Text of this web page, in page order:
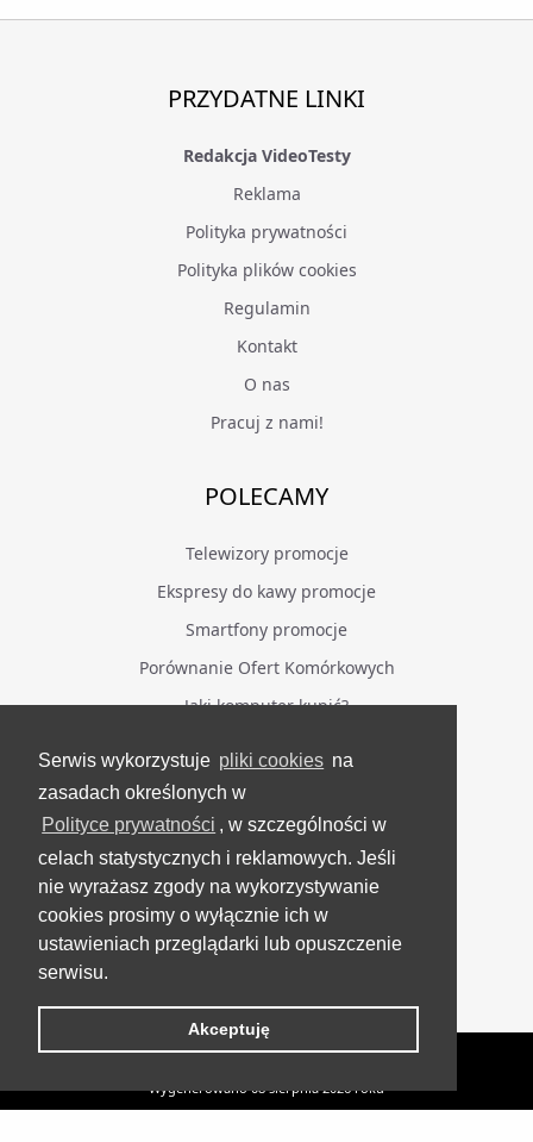
Serwis wykorzystuje pliki cookies na
zasadach określonych w
Polityce prywatności , w szczególności w
celach statystycznych i reklamowych. Jeśli
nie wyrażasz zgody na wykorzystywanie
cookies prosimy o wyłącznie ich w
ustawieniach przeglądarki lub opuszczenie
serwisu.
Akceptuję
PRZYDATNE LINKI
Redakcja VideoTesty
Reklama
Polityka prywatności
Polityka plików cookies
Regulamin
Kontakt
O nas
Pracuj z nami!
POLECAMY
Telewizory promocje
Ekspresy do kawy promocje
Smartfony promocje
Porównanie Ofert Komórkowych
Jaki komputer kupić?
BĄDŹ NA BIEŻĄCO
Facebook
Grupa Testerzy Videotestów
YouTube
Twitter
VideoTesty.pl Wszelkie prawa zastrzeżone
Wygenerowano 08 sierpnia 2026 roku